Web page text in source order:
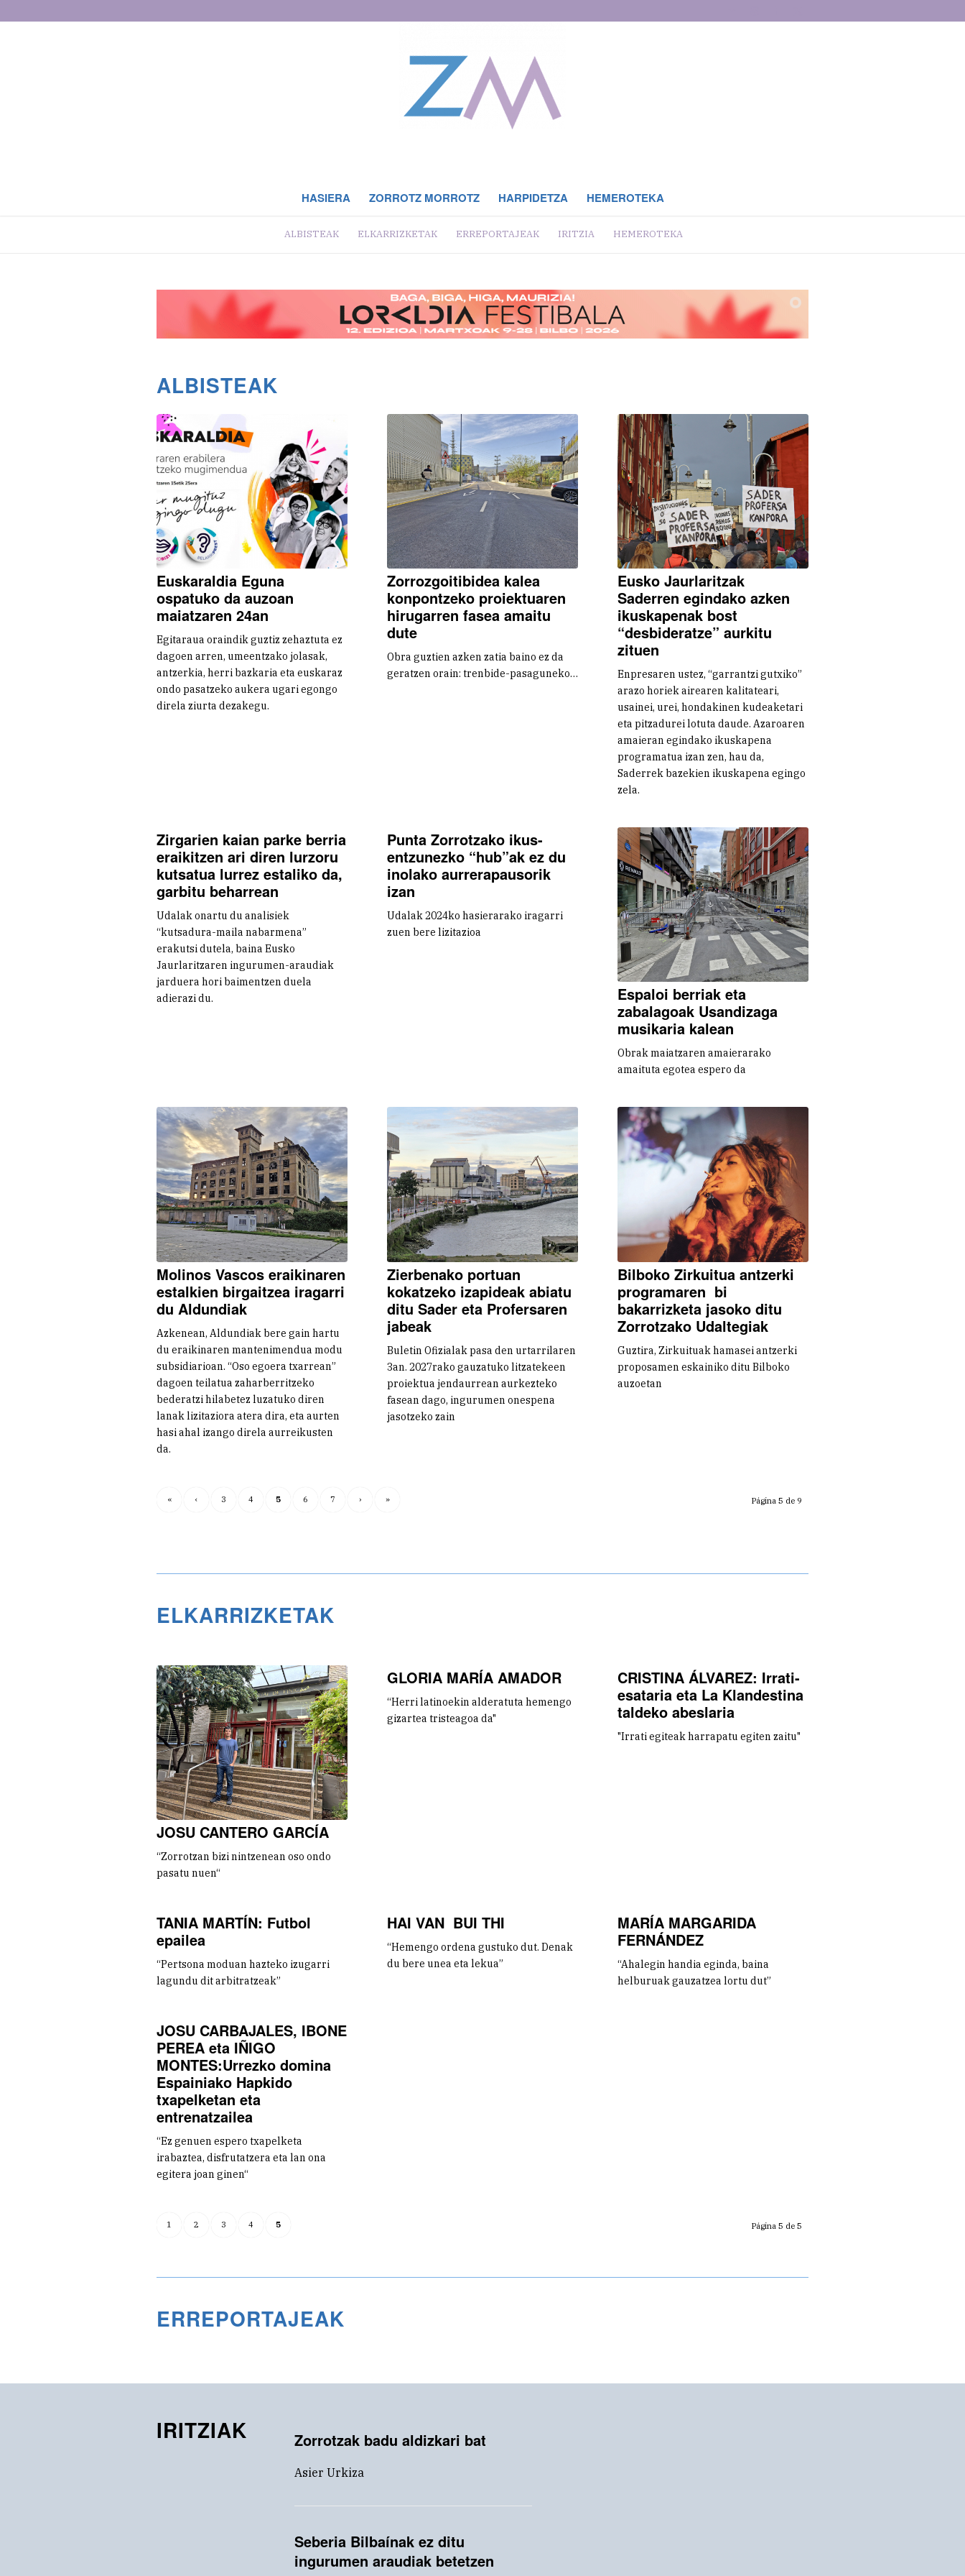
HASIERA ZORROTZ MORROTZ HARPIDETZA HEMEROTEKA
ALBISTEAK ELKARRIZKETAK ERREPORTAJEAK IRITZIA HEMEROTEKA
ALBISTEAK
Euskaraldia Eguna
ospatuko da auzoan
maiatzaren 24an
Egitaraua oraindik guztiz zehaztuta ez
dagoen arren, umeentzako jolasak,
antzerkia, herri bazkaria eta euskaraz
ondo pasatzeko aukera ugari egongo
direla ziurta dezakegu.
Zorrozgoitibidea kalea
konpontzeko proiektuaren
hirugarren fasea amaitu
dute
Obra guztien azken zatia baino ez da
geratzen orain: trenbide-pasaguneko…
Eusko Jaurlaritzak
Saderren egindako azken
ikuskapenak bost
“desbideratze” aurkitu
zituen
Enpresaren ustez, “garrantzi gutxiko”
arazo horiek airearen kalitateari,
usainei, urei, hondakinen kudeaketari
eta pitzadurei lotuta daude. Azaroaren
amaieran egindako ikuskapena
programatua izan zen, hau da,
Saderrek bazekien ikuskapena egingo
zela.
Zirgarien kaian parke berria
eraikitzen ari diren lurzoru
kutsatua lurrez estaliko da,
garbitu beharrean
Udalak onartu du analisiek
“kutsadura-maila nabarmena”
erakutsi dutela, baina Eusko
Jaurlaritzaren ingurumen-araudiak
jarduera hori baimentzen duela
adierazi du.
Punta Zorrotzako ikus-
entzunezko “hub”ak ez du
inolako aurrerapausorik
izan
Udalak 2024ko hasierarako iragarri
zuen bere lizitazioa
Espaloi berriak eta
zabalagoak Usandizaga
musikaria kalean
Obrak maiatzaren amaierarako
amaituta egotea espero da
Molinos Vascos eraikinaren
estalkien birgaitzea iragarri
du Aldundiak
Azkenean, Aldundiak bere gain hartu
du eraikinaren mantenimendua modu
subsidiarioan. “Oso egoera txarrean”
dagoen teilatua zaharberritzeko
bederatzi hilabetez luzatuko diren
lanak lizitaziora atera dira, eta aurten
hasi ahal izango direla aurreikusten
da.
Zierbenako portuan
kokatzeko izapideak abiatu
ditu Sader eta Profersaren
jabeak
Buletin Ofizialak pasa den urtarrilaren
3an. 2027rako gauzatuko litzatekeen
proiektua jendaurrean aurkezteko
fasean dago, ingurumen onespena
jasotzeko zain
Bilboko Zirkuitua antzerki
programaren bi
bakarrizketa jasoko ditu
Zorrotzako Udaltegiak
Guztira, Zirkuituak hamasei antzerki
proposamen eskainiko ditu Bilboko
auzoetan
Página 5 de 9
« ‹ 3 4 5 6 7 › »
ELKARRIZKETAK
JOSU CANTERO GARCÍA
“Zorrotzan bizi nintzenean oso ondo
pasatu nuen“
GLORIA MARÍA AMADOR
“Herri latinoekin alderatuta hemengo
gizartea tristeagoa da"
CRISTINA ÁLVAREZ: Irrati-
esataria eta La Klandestina
taldeko abeslaria
"Irrati egiteak harrapatu egiten zaitu"
TANIA MARTÍN: Futbol
epailea
“Pertsona moduan hazteko izugarri
lagundu dit arbitratzeak”
HAI VAN BUI THI
“Hemengo ordena gustuko dut. Denak
du bere unea eta lekua”
MARÍA MARGARIDA
FERNÁNDEZ
“Ahalegin handia eginda, baina
helburuak gauzatzea lortu dut”
JOSU CARBAJALES, IBONE
PEREA eta IÑIGO
MONTES:Urrezko domina
Espainiako Hapkido
txapelketan eta
entrenatzailea
“Ez genuen espero txapelketa
irabaztea, disfrutatzera eta lan ona
egitera joan ginen“
Página 5 de 5
1 2 3 4 5
ERREPORTAJEAK
IRITZIAK Zorrotzak badu aldizkari bat
Asier Urkiza
Seberia Bilbaínak ez ditu
ingurumen araudiak betetzen